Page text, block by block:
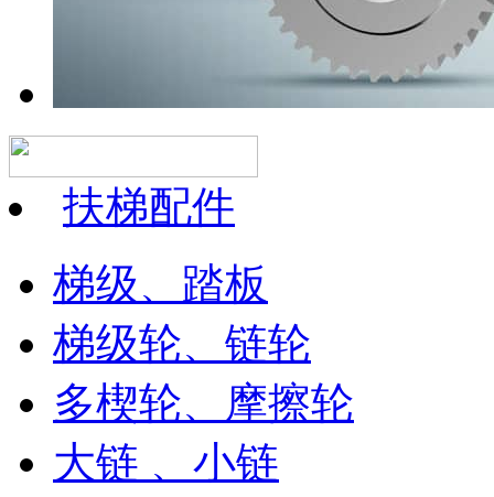
扶梯配件
梯级、踏板
梯级轮、链轮
多楔轮、摩擦轮
大链 、小链